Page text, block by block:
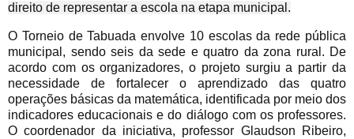
direito de representar a escola na etapa municipal.
O Torneio de Tabuada envolve 10 escolas da rede pública
municipal, sendo seis da sede e quatro da zona rural. De
acordo com os organizadores, o projeto surgiu a partir da
necessidade de fortalecer o aprendizado das quatro
operações básicas da matemática, identificada por meio dos
indicadores educacionais e do diálogo com os professores.
O coordenador da iniciativa, professor Glaudson Ribeiro,